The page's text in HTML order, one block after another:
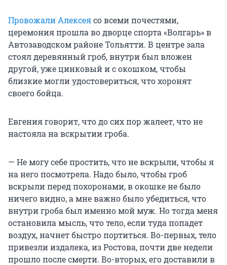
Провожали Алексеясо всеми почестями,
церемония прошла во дворце спорта «Волгарь» в
Автозаводском районе Тольятти. В центре зала
стоял деревянный гроб, внутри был вложен
другой, уже цинковый и с окошком, чтобы
близкие могли удостовериться, что хоронят
своего бойца.
Евгения говорит, что до сих пор жалеет, что не
настояла на вскрытии гроба.
— Не могу себе простить, что не вскрыли, чтобы я
на него посмотрела. Надо было, чтобы гроб
вскрыли перед похоронами, в окошке не было
ничего видно, а мне важно было убедиться, что
внутри гроба был именно мой муж. Но тогда меня
остановила мысль, что тело, если туда попадет
воздух, начнет быстро портиться. Во-первых, тело
привезли издалека, из Ростова, почти две недели
прошло после смерти. Во-вторых, его доставили в